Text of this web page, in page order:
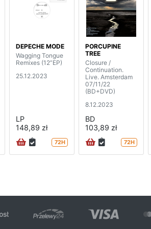
DEPECHE MODE
Wagging Tongue
Remixes (12”EP)
25.12.2023
LP
148,89 zł
72H
PORCUPINE
TREE
Closure /
Continuation.
Live. Amsterdam
07/11/22
(BD+DVD)
8.12.2023
BD
103,89 zł
72H